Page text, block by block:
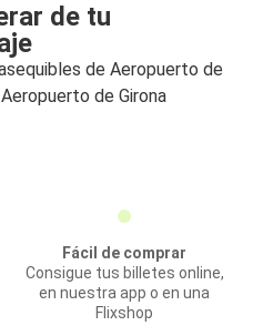
de tu
de Aeropuerto de
de Girona
Fácil de comprar
Consigue tus billetes online,
en nuestra app o en una
Flixshop